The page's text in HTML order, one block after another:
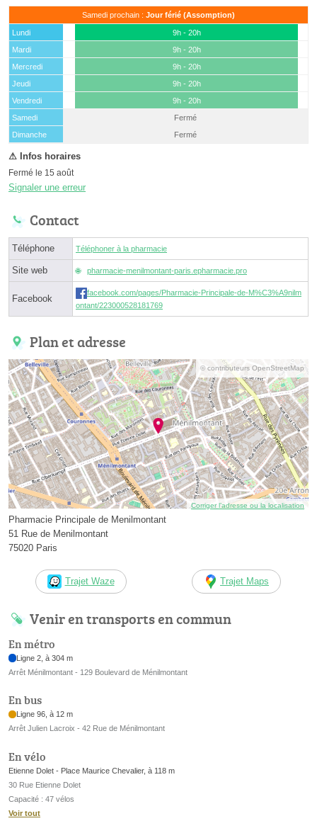
Samedi prochain : Jour férié (Assomption)
Lundi
9h - 20h
Mardi
9h - 20h
Mercredi
9h - 20h
Jeudi
9h - 20h
Vendredi
9h - 20h
Samedi
(15 août)
Fermé
Dimanche
Fermé
Fermé le 15 août
Signaler une erreur
Contact
Téléphone Téléphoner à la pharmacie
Site web pharmacie-menilmontant-paris.epharmacie.pro
Facebook
facebook.com/pages/Pharmacie-Principale-de-M%C3%A9nilm
ontant/223000528181769
Plan et adresse
© contributeurs OpenStreetMap
Corriger l’adresse ou la localisation
Pharmacie Principale de Menilmontant
51 Rue de Menilmontant
75020 Paris
Trajet Waze Trajet Maps
Venir en transports en commun
En métro
Ligne 2, à 304 m
Arrêt Ménilmontant - 129 Boulevard de Ménilmontant
En bus
Ligne 96, à 12 m
Arrêt Julien Lacroix - 42 Rue de Ménilmontant
En vélo
Etienne Dolet - Place Maurice Chevalier, à 118 m
30 Rue Etienne Dolet
Capacité : 47 vélos
Voir tout